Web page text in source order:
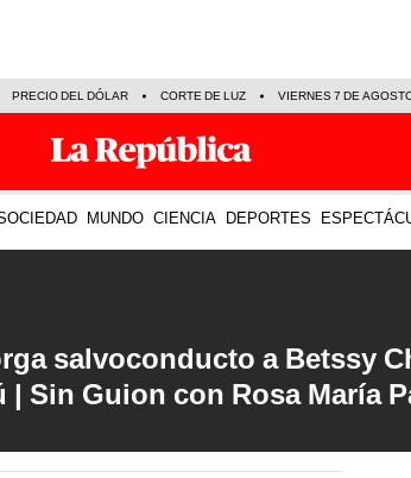
PRECIO DEL DÓLAR CORTE DE LUZ VIERNES 7 DE
MUNDO CIENCIA DEPORTES
salvoconducto a Betssy
| Sin Guion con Rosa María